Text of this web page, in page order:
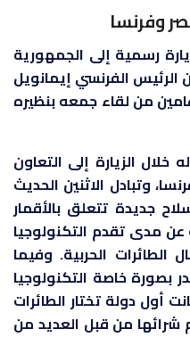
وفرنسا
رسمية إلى الجمهورية
الرئيس الفرنسي إيمانويل
من لقاء جمعه بنظيره
الزيارة إلى التعاون
وتبادل الاثنين الحديث
جديدة تتعلق بالأقمار
مدى تقدم التكنولوجيا
الحربية. وفيما
بصورة خاصة التكنولوجيا
أول دولة تختار الطائرات
شرائها من قبل العديد من